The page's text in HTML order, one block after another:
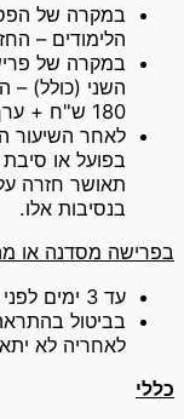
במקרה של
הלימודים –
במקרה של
השני (כולל) –
180 ש"ח + ערך יחסי של שני מפגשים.
לאחר השיעור
בפועל או
תאושר חזרה
בנסיבות אלו.
בפרישה מסדנה או
עד 3 ימים לפני המועד – יתקבל החזר מלא.
לאחריה לא
כללי